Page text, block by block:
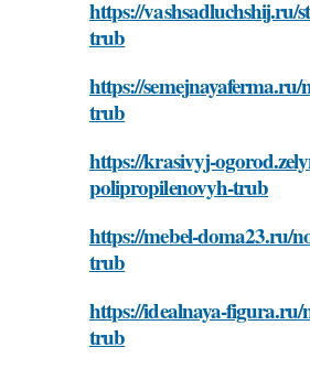
https://
trub
https://
trub
https://krasivyj-
polipropilenovyh-trub
https://mebel-doma23.ru/
trub
https://idealnaya-
trub